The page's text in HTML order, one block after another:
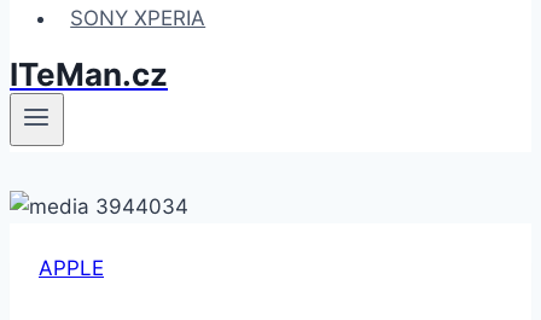
SONY XPERIA
ITeMan.cz
APPLE